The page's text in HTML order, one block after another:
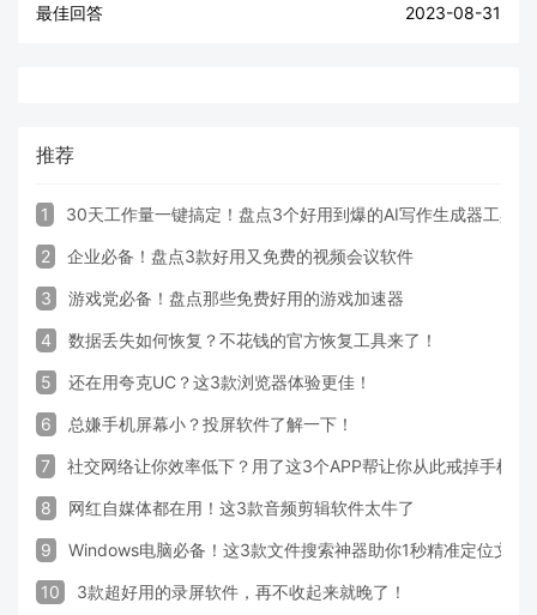
最佳回答 2023-08-31
推荐
1 30天工作量一键搞定！盘点3个好用到爆的AI写作生成器工具
2 企业必备！盘点3款好用又免费的视频会议软件
3 游戏党必备！盘点那些免费好用的游戏加速器
4 数据丢失如何恢复？不花钱的官方恢复工具来了！
5 还在用夸克UC？这3款浏览器体验更佳！
6 总嫌手机屏幕小？投屏软件了解一下！
7 社交网络让你效率低下？用了这3个APP帮让你从此戒掉手机！
8 网红自媒体都在用！这3款音频剪辑软件太牛了
9 Windows电脑必备！这3款文件搜索神器助你1秒精准定位文件
10 3款超好用的录屏软件，再不收起来就晚了！